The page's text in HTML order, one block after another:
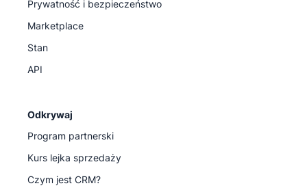
Prywatność i bezpieczeństwo
Marketplace
Stan
API
Odkrywaj
Program partnerski
Kurs lejka sprzedaży
Czym jest CRM?